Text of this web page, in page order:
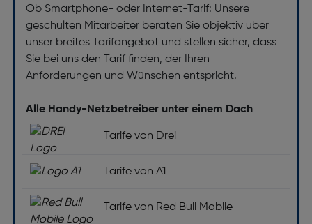
Ob Smartphone- oder Internet-Tarif: Unsere
geschulten Mitarbeiter beraten Sie objektiv über
unser breites Tarifangebot und stellen sicher, dass
Sie bei uns den Tarif finden, der Ihren
Anforderungen und Wünschen entspricht.
Alle Handy-Netzbetreiber unter einem Dach
Tarife von Drei
Tarife von A1
Tarife von Red Bull Mobile